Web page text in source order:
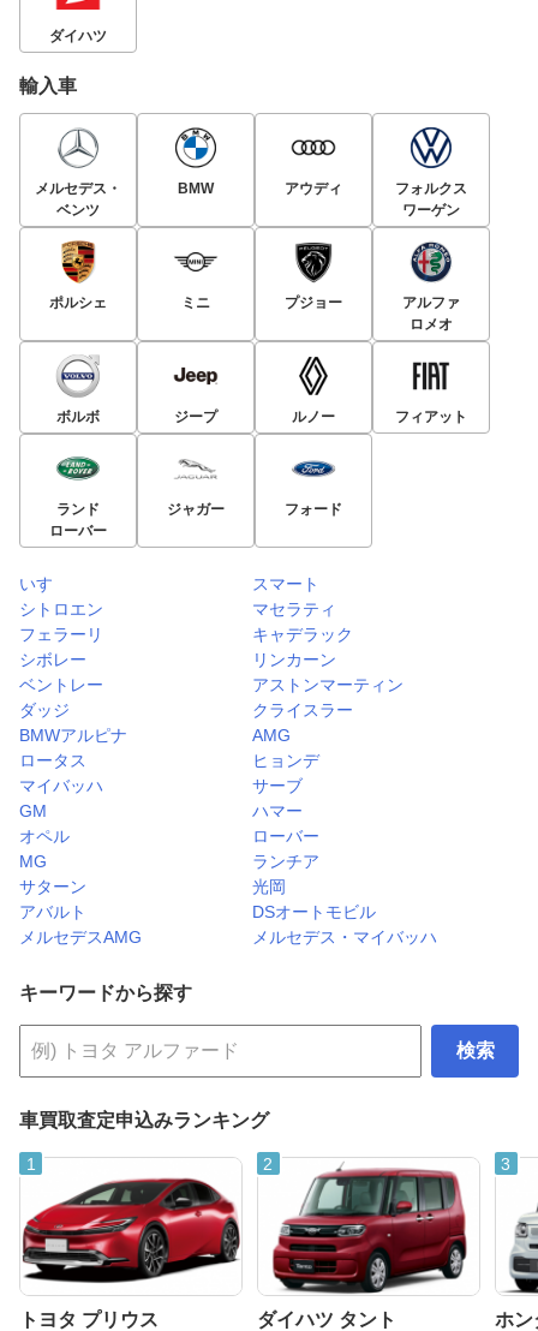
ダイハツ
輸入車
メルセデス・
ベンツ
BMW アウディ
フォルクス
ワーゲン
ポルシェ ミニ プジョー
アルファ
ロメオ
ボルボ ジープ ルノー フィアット
ランド
ローバー
ジャガー フォード
いすゞ
スマート
シトロエン
マセラティ
フェラーリ
キャデラック
シボレー
リンカーン
ベントレー
アストンマーティン
ダッジ
クライスラー
BMWアルピナ
AMG
ロータス
ヒョンデ
マイバッハ
サーブ
GM
ハマー
オペル
ローバー
MG
ランチア
サターン
光岡
アバルト
DSオートモビル
メルセデスAMG
メルセデス・マイバッハ
キーワードから探す
検索
車買取査定申込みランキング
トヨタ プリウス ダイハツ タント ホン